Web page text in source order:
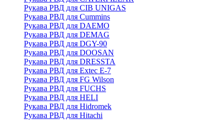
Рукава РВД для CIB UNIGAS
Рукава РВД для Cummins
Рукава РВД для DAEMO
Рукава РВД для DEMAG
Рукава РВД для DGY-90
Рукава РВД для DOOSAN
Рукава РВД для DRESSTA
Рукава РВД для Extec E-7
Рукава РВД для FG Wilson
Рукава РВД для FUCHS
Рукава РВД для HELI
Рукава РВД для Hidromek
Рукава РВД для Hitachi